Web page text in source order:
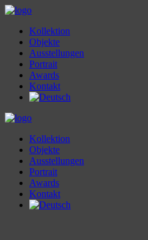
Kollektion
Objekte
Ausstellungen
Portrait
Awards
Kontakt
Kollektion
Objekte
Ausstellungen
Portrait
Awards
Kontakt